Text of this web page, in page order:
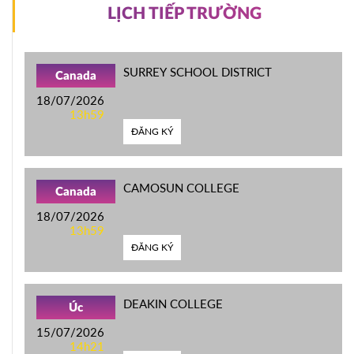
LỊCH TIẾP TRƯỜNG
Canada
18/07/2026
13h59
SURREY SCHOOL DISTRICT
ĐĂNG KÝ
Canada
18/07/2026
13h59
CAMOSUN COLLEGE
ĐĂNG KÝ
Úc
15/07/2026
14h21
DEAKIN COLLEGE